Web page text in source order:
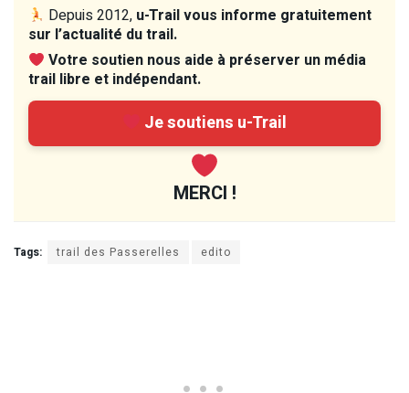
Depuis 2012, u-Trail vous informe gratuitement
sur l’actualité du trail.
Votre soutien nous aide à préserver un média
trail libre et indépendant.
Je soutiens u-Trail
MERCI !
Tags: trail des Passerelles edito